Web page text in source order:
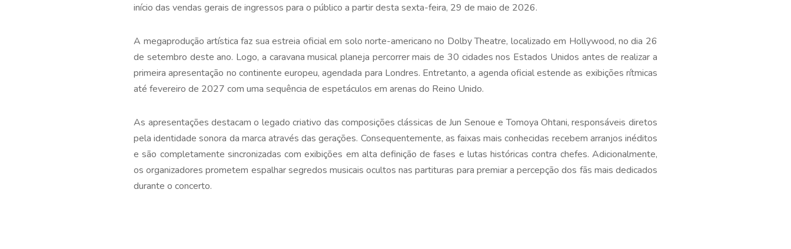
início das vendas gerais de ingressos para o público a partir desta sexta-feira, 29 de maio de 2026.
A megaprodução artística faz sua estreia oficial em solo norte-americano no Dolby Theatre, localizado em Hollywood, no dia 26
de setembro deste ano. Logo, a caravana musical planeja percorrer mais de 30 cidades nos Estados Unidos antes de realizar a
primeira apresentação no continente europeu, agendada para Londres. Entretanto, a agenda oficial estende as exibições rítmicas
até fevereiro de 2027 com uma sequência de espetáculos em arenas do Reino Unido.
As apresentações destacam o legado criativo das composições clássicas de Jun Senoue e Tomoya Ohtani, responsáveis diretos
pela identidade sonora da marca através das gerações. Consequentemente, as faixas mais conhecidas recebem arranjos inéditos
e são completamente sincronizadas com exibições em alta definição de fases e lutas históricas contra chefes. Adicionalmente,
os organizadores prometem espalhar segredos musicais ocultos nas partituras para premiar a percepção dos fãs mais dedicados
durante o concerto.